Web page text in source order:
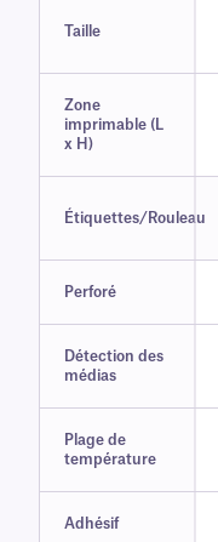
Taille
Zone
imprimable (L
x H)
Étiquettes/Rouleau
Perforé
Détection des
médias
Plage de
température
Adhésif